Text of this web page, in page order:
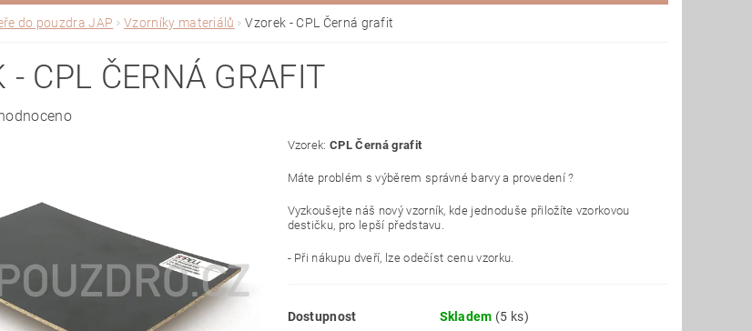
LATENTE POUZDRA STAVEBNÍ JAP
PŘÍSLUŠENSTVÍ / NÁHRADNÍ DÍLY
OSOBNÍCH ÚDAJŮ NAPIŠTE NÁM
do pouzdra JAP Vzorníky materiálů Vzorek - CPL Černá grafit
- CPL ČERNÁ GRAFIT
Vzorek:CPL Černá grafit
Máte problém s výběrem správné barvy a provedení ?
Vyzkoušejte náš nový vzorník, kde jednoduše přiložíte vzorkovou
destičku, pro lepší představu.
- Při nákupu dveří, lze odečíst cenu vzorku.
Dostupnost Skladem (5 ks)